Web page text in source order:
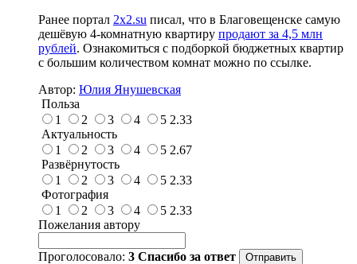
Ранее портал 2x2.su писал, что в Благовещенске самую
дешёвую 4-комнатную квартиру продают за 4,5 млн
рублей. Ознакомиться с подборкой бюджетных квартир
с большим количеством комнат можно по ссылке.
Автор: Юлия Янушевская
Польза
1
2 3 4 5 2.33
Актуальность
1
2 3 4 5 2.67
Развёрнутость
1
2 3 4 5 2.33
Фотография
1
2 3 4 5 2.33
Пожелания автору
Проголосовало: 3 Спасибо за ответ